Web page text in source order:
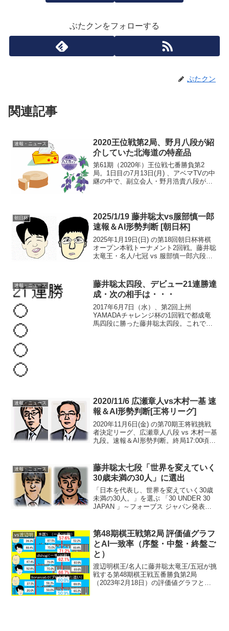
ぶたクンをフォローする
ぶたクン
関連記事
速報・ニュース
2020王位戦第2局、野月八段が紹
介していた北海道の特産品
第61期（2020年）王位戦七番勝負第2
局。1日目の7月13日(月) 、アベマTVの中
継の中で、副立会人・野月浩貴八段が紹
あたりか...
朝日杯
2025/1/19 藤井聡太vs服部慎一郎
速報＆AI形勢判断 [朝日杯]
2025年1月19日(日) の第18回朝日杯将棋
オープン本戦トーナメント2回戦。藤井聡
太竜王・名人/七冠 vs 服部慎一郎六段。
認まで、服部六段の勝ち。準決勝・...
速報・ニュース
藤井聡太四段、デビュー21連勝達
成・次の相手は・・・
2017年6月7日（水）、第2回上州
YAMADAチャレンジ杯の1回戦で都成竜
馬四段に勝った藤井聡太四段。これで、
速報・ニュース
2020/11/6 広瀬章人vs木村一基 速
報＆AI形勢判断[王将リーグ]
2020年11月6日(金) の第70期王将戦挑戦
者決定リーグ、広瀬章人八段 vs 木村一基
九段。速報＆AI形勢判断。終局17:00頃確
0（番付2位）永瀬 4-0（番...
速報・ニュース
藤井聡太七段「世界を変えていく
30歳未満の30人」に選出
「日本を代表し、世界を変えていく30歳
未満の30人。」を選ぶ 「30 UNDER 30
JAPAN 」～フォーブス ジャパン発表。
「DOU（道）」部門で選出され...
vs渡辺明
第48期棋王戦第2局 評価値グラフ
とAI一致率（序盤・中盤・終盤ご
と）
渡辺明棋王/名人に藤井聡太竜王/五冠が挑
戦する第48期棋王戦五番勝負第2局
（2023年2月18日）の評価値グラフと両